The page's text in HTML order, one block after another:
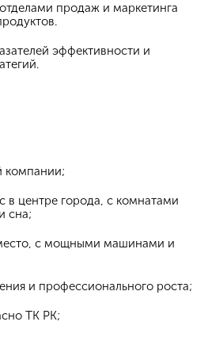
продаж и маркетинга
эффективности и
компании;
центре города, с комнатами
сна;
с мощными машинами и
и профессионального роста;
ТК РК;